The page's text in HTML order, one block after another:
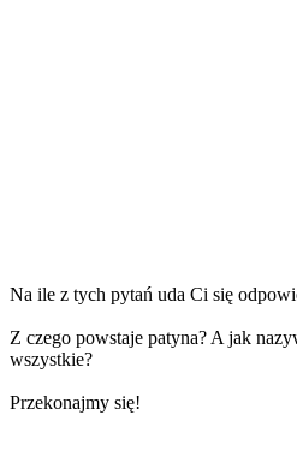
Na ile z tych pytań uda Ci się
Z czego powstaje patyna? A jak
wszystkie?
Przekonajmy się!